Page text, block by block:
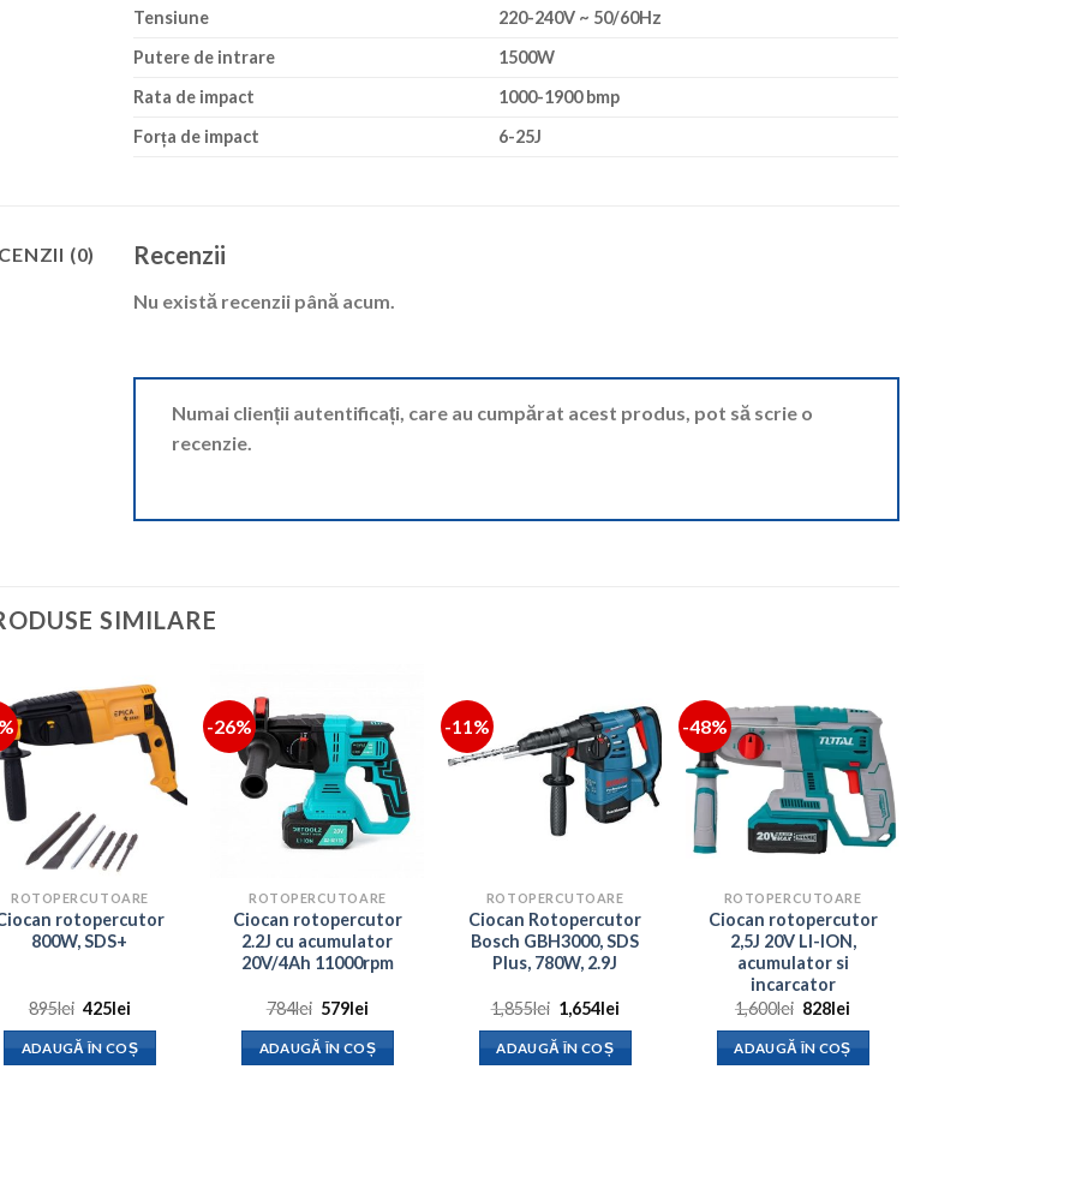
Tensiune
220-240V ~ 50/60Hz
Putere de intrare
1500W
Rata de impact
1000-1900 bmp
Forța de impact
6-25J
(0) Recenzii
Nu există recenzii până acum.
Numai clienții autentificați, care au cumpărat acest produs, pot să scrie o
recenzie.
SIMILARE
ROTOPERCUTOARE
rotopercutor
800W, SDS+
895lei Prețul
a
fost:
425lei
este:
425lei.
ADAUGĂ ÎN COȘ
-26%
ROTOPERCUTOARE
Ciocan rotopercutor
2.2J cu acumulator
20V/4Ah 11000rpm
784lei Prețul
a
fost:
579leiPrețul
este:
579lei.
ADAUGĂ ÎN COȘ
-11%
ROTOPERCUTOARE
Ciocan Rotopercutor
Bosch GBH3000, SDS
Plus, 780W, 2.9J
1,855lei Prețul
inițial
a
fost:
1,654leiPrețul
ADAUGĂ ÎN COȘ
-48%
ROTOPERCUTOARE
Ciocan rotopercutor
2,5J 20V LI-ION,
acumulator si
incarcator
1,600lei Prețul
a
fost:
828lei
este:
828lei.
ADAUGĂ ÎN COȘ